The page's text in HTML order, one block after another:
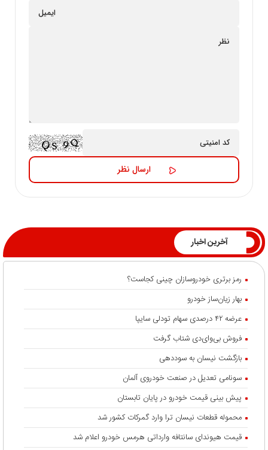
آخرین اخبار
رمز برتری خودروسازان چینی کجاست؟
بهار زیان‌ساز خودرو
عرضه ۴۲ درصدی سهام تودلی سایپا
فروش بی‌وای‌دی شتاب گرفت
بازگشت نیسان به سوددهی
سونامی تعدیل در صنعت خودروی آلمان
پیش بینی قیمت خودرو در پایان تابستان
محموله قطعات نیسان ترا وارد گمرکات کشور شد
قیمت هیوندای سانتافه وارداتی هرمس خودرو اعلام شد